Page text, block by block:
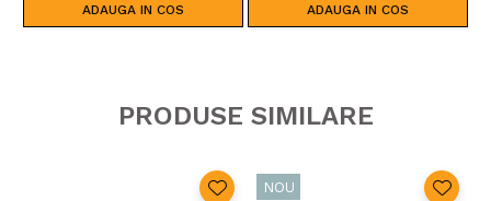
ADAUGA IN COS ADAUGA IN COS
PRODUSE SIMILARE
NOU